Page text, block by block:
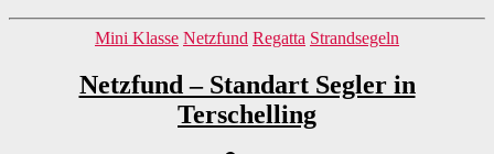
Kategorien
Mini Klasse Netzfund Regatta Strandsegeln
Netzfund – Standart Segler in
Terschelling